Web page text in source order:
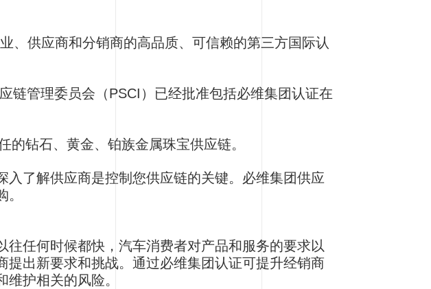
、供应商和分销商的高品质、可信赖的第三方国际认
链管理委员会（PSCI）已经批准包括必维集团认证在
钻石、黄金、铂族金属珠宝供应链。
入了解供应商是控制您供应链的关键。必维集团供应
往任何时候都快，汽车消费者对产品和服务的要求以
提出新要求和挑战。通过必维集团认证可提升经销商
护相关的风险。